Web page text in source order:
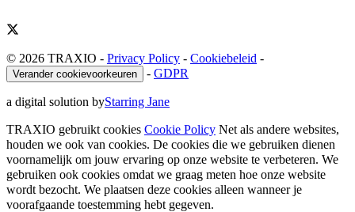
© 2026 TRAXIO - Privacy Policy - Cookiebeleid -
Verander cookievoorkeuren - GDPR
a digital solution byStarring Jane
TRAXIO gebruikt cookies Cookie Policy Net als andere websites,
houden we ook van cookies. De cookies die we gebruiken dienen
voornamelijk om jouw ervaring op onze website te verbeteren. We
gebruiken ook cookies omdat we graag meten hoe onze website
wordt bezocht. We plaatsen deze cookies alleen wanneer je
voorafgaande toestemming hebt gegeven.